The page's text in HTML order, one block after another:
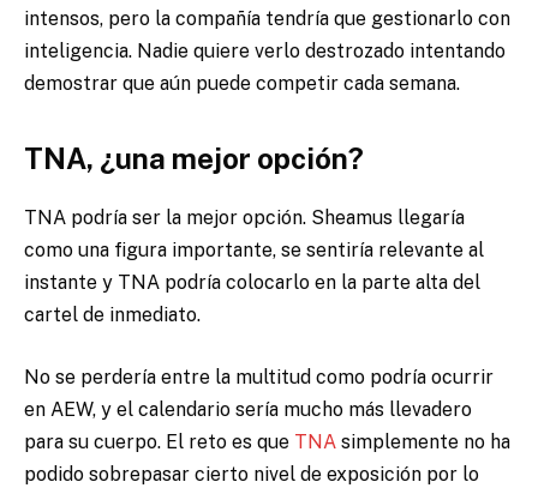
intensos, pero la compañía tendría que gestionarlo con
inteligencia. Nadie quiere verlo destrozado intentando
demostrar que aún puede competir cada semana.
TNA, ¿una mejor opción?
TNA podría ser la mejor opción. Sheamus llegaría
como una figura importante, se sentiría relevante al
instante y TNA podría colocarlo en la parte alta del
cartel de inmediato.
No se perdería entre la multitud como podría ocurrir
en AEW, y el calendario sería mucho más llevadero
para su cuerpo. El reto es que TNA simplemente no ha
podido sobrepasar cierto nivel de exposición por lo